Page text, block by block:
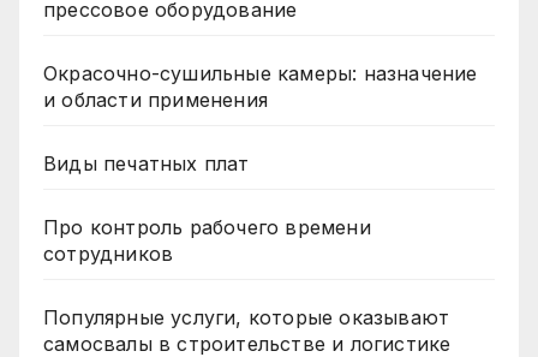
прессовое оборудование
Окрасочно-сушильные камеры: назначение
и области применения
Виды печатных плат
Про контроль рабочего времени
сотрудников
Популярные услуги, которые оказывают
самосвалы в строительстве и логистике